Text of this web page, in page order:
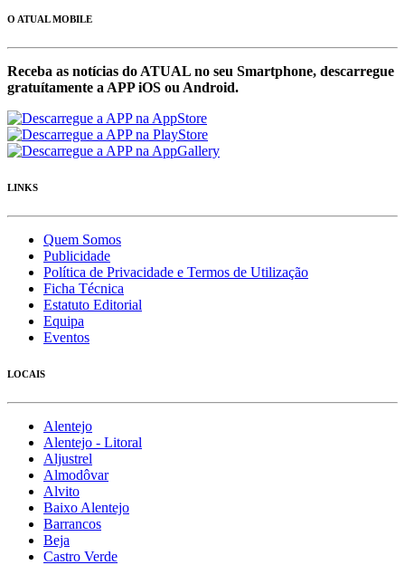
O ATUAL MOBILE
Receba as notícias do ATUAL no seu Smartphone, descarregue
gratuítamente a APP iOS ou Android.
LINKS
Quem Somos
Publicidade
Política de Privacidade e Termos de Utilização
Ficha Técnica
Estatuto Editorial
Equipa
Eventos
LOCAIS
Alentejo
Alentejo - Litoral
Aljustrel
Almodôvar
Alvito
Baixo Alentejo
Barrancos
Beja
Castro Verde